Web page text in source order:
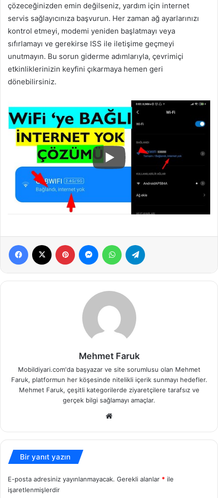
çözeceğinizden emin değilseniz, yardım için internet
servis sağlayıcınıza başvurun. Her zaman ağ ayarlarınızı
kontrol etmeyi, modemi yeniden başlatmayı veya
sıfırlamayı ve gerekirse ISS ile iletişime geçmeyi
unutmayın. Bu sorun giderme adımlarıyla, çevrimiçi
etkinliklerinizin keyfini çıkarmaya hemen geri
dönebilirsiniz.
Facebook Pinterest MessengerWhatsApp
Mehmet Faruk
Mobildiyari.com'da başyazar ve site sorumlusu olan Mehmet
Faruk, platformun her köşesinde nitelikli içerik sunmayı hedefler.
Mehmet Faruk, çeşitli kategorilerde ziyaretçilere tarafsız ve
gerçek bilgi sağlamayı amaçlar.
Bir yanıt yazın
E-posta adresiniz yayınlanmayacak. Gerekli alanlar * ile
işaretlenmişlerdir